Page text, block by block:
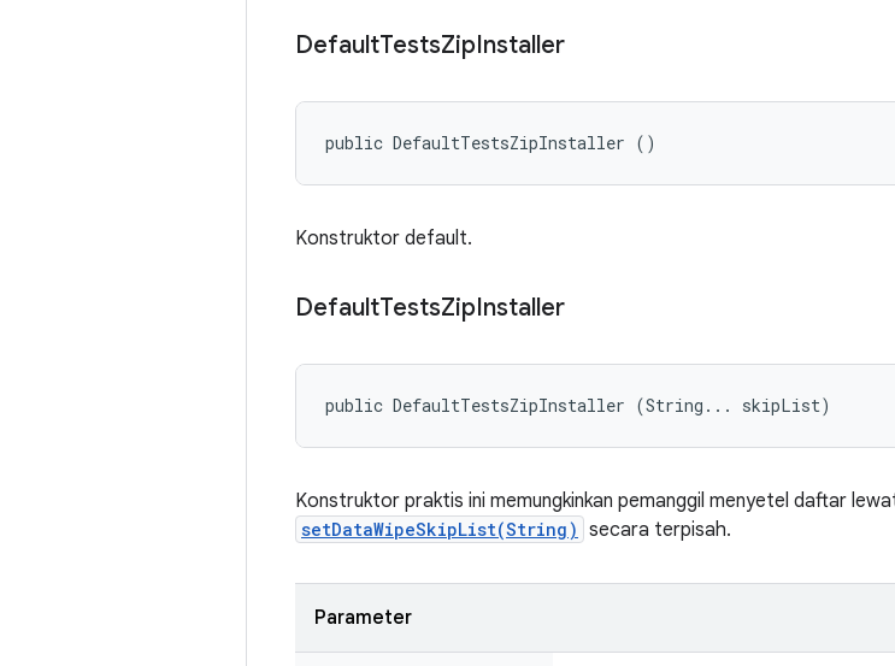
DefaultTestsZipInstaller
public DefaultTestsZipInstaller ()
Konstruktor default.
DefaultTestsZipInstaller
public DefaultTestsZipInstaller (String... skipList)
Konstruktor praktis ini memungkinkan pemanggil menyetel daftar
setDataWipeSkipList(String) secara terpisah.
Parameter